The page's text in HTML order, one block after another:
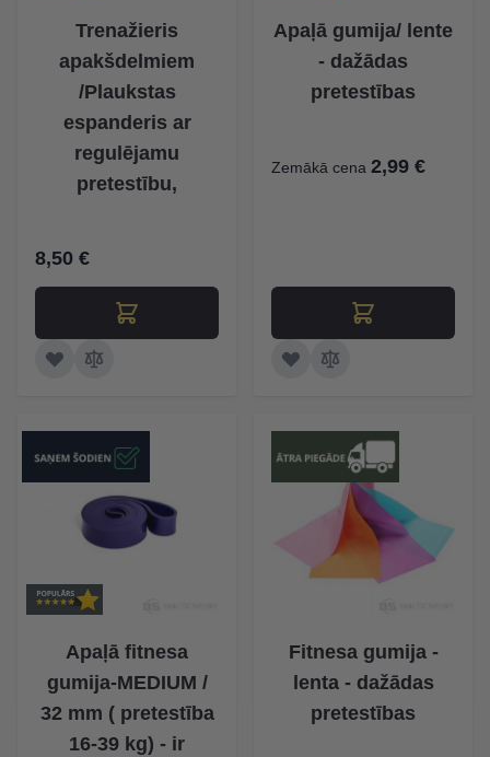
Trenažieris
apakšdelmiem
/Plaukstas
espanderis ar
regulējamu
pretestību,
8,50 €
Apaļā gumija/ lente
- dažādas
pretestības
Zemākā cena 2,99 €
Apaļā fitnesa
gumija-MEDIUM /
32 mm ( pretestība
16-39 kg) - ir
Fitnesa gumija -
lenta - dažādas
pretestības